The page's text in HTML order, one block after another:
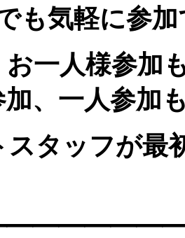
も気軽に参
一人様参加
、一人参加
スタッフが最